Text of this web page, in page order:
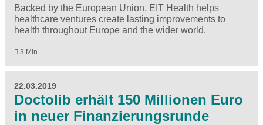
Backed by the European Union, EIT Health helps
healthcare ventures create lasting improvements to
health throughout Europe and the wider world.
3 Min
22.03.2019
Doctolib erhält 150 Millionen Euro
in neuer Finanzierungsrunde